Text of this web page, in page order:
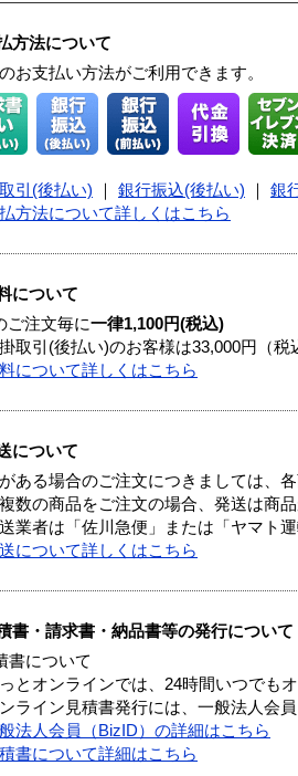
方法について
お支払い方法がご利用できます。
引(後払い) 銀行振込(後払い) 銀
方法について詳しくはこちら
について
ご注文毎に一律1,100円(税込)
取引(後払い)のお客様は33,000円（税
について詳しくはこちら
について
ある場合のご注文につきましては、
数の商品をご注文の場合、発送は商
業者は「佐川急便」または「ヤマト
について詳しくはこちら
書・請求書・納品書等の発行について
書について
とオンラインでは、24時間いつでも
ライン見積書発行には、一般法人会
法人会員（BizID）の詳細はこちら
書について詳細はこちら